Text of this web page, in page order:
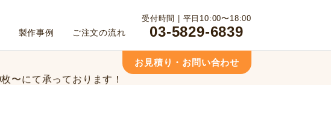
お見積り・お問い合わせ
製作事例 ご注文の流れ
受付時間 | 平日10:00〜18:00
03-5829-6839
お気軽にご相談ください！
枚〜にて承っております！